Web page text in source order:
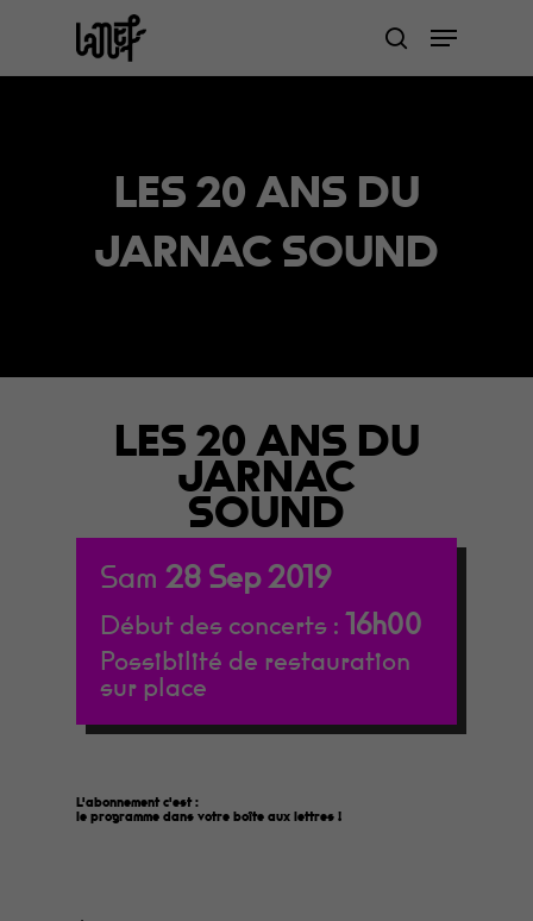
main
search
Menu
LES 20 ANS DU
JARNAC SOUND
LES 20 ANS DU
JARNAC
SOUND
Sam 28 Sep 2019
Début des concerts : 16h00
Possibilité de restauration
sur place
L'abonnement c'est :
le programme dans votre boîte aux lettres !
Close